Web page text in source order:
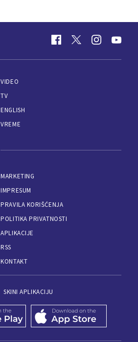
VIDEO
TV
ENGLISH
VREME
MARKETING
IMPRESUM
PRAVILA KORIŠĆENJA
POLITIKA PRIVATNOSTI
APLIKACIJE
RSS
KONTAKT
SKINI APLIKACIJU